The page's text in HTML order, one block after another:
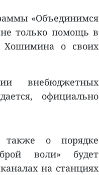
«Объединимся
только помощь в
Хошимина о своих
внебюджетных
официально
также о порядке
воли» будет
на станциях